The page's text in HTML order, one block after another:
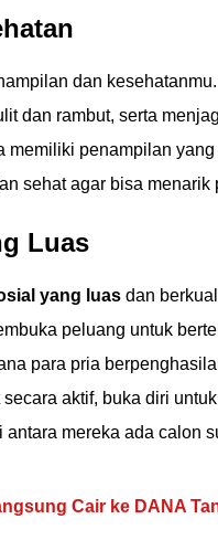
dan
dan rambut, serta
penampilan
sehat agar bisa menarik
Luas
yang luas dan
peluang untuk
para pria
aktif, buka diri
mereka ada calon
Cair ke DANA